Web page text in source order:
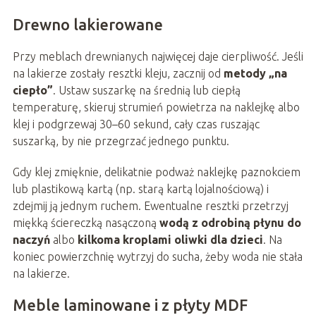
Drewno lakierowane
Przy meblach drewnianych najwięcej daje cierpliwość. Jeśli
na lakierze zostały resztki kleju, zacznij od metody „na
ciepło”. Ustaw suszarkę na średnią lub ciepłą
temperaturę, skieruj strumień powietrza na naklejkę albo
klej i podgrzewaj 30–60 sekund, cały czas ruszając
suszarką, by nie przegrzać jednego punktu.
Gdy klej zmięknie, delikatnie podważ naklejkę paznokciem
lub plastikową kartą (np. starą kartą lojalnościową) i
zdejmij ją jednym ruchem. Ewentualne resztki przetrzyj
miękką ściereczką nasączoną wodą z odrobiną płynu do
naczyńalbo kilkoma kroplami oliwki dla dzieci. Na
koniec powierzchnię wytrzyj do sucha, żeby woda nie stała
na lakierze.
Meble laminowane i z płyty MDF